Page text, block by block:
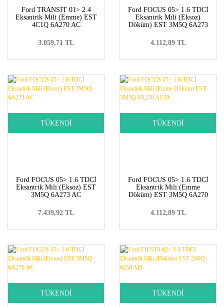
Ford TRANSİT 01> 2.4
Eksantrik Mili (Emme) EST
4C1Q 6A270 AC
3.059,71 TL
Ford FOCUS 05> 1.6 TDCİ
Eksantrik Mili (Eksoz)
Döküm) EST 3M5Q 6A273
4.112,89 TL
TÜKENDİ
Ford FOCUS 05> 1.6 TDCİ
Eksantrik Mili (Eksoz) EST
3M5Q 6A273 AC
7.439,92 TL
TÜKENDİ
Ford FOCUS 05> 1.6 TDCİ
Eksantrik Mili (Emme
Döküm) EST 3M5Q 6A270
4.112,89 TL
TÜKENDİ TÜKENDİ